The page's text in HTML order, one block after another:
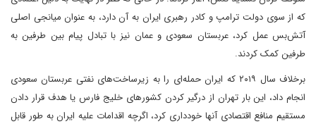
که از سوی دولت ترامپ و کادر رهبری ایران به آن دارد، به عنوان میانجی اصلی
آتش‌بس عمل کرد، عربستان سعودی و عمان نیز با تبادل پیام بین طرفین به
طرفین کمک کردند.
برخلاف سال ۲۰۱۹ که ایران حمله‌ای را به زیرساخت‌های نفتی عربستان سعودی
انجام داد، این بار تهران از درگیر کردن کشورهای خلیج فارس یا هدف قرار دادن
مستقیم منافع اقتصادی آنها خودداری کرد، اگرچه اقدامات علیه ایران به طور قابل